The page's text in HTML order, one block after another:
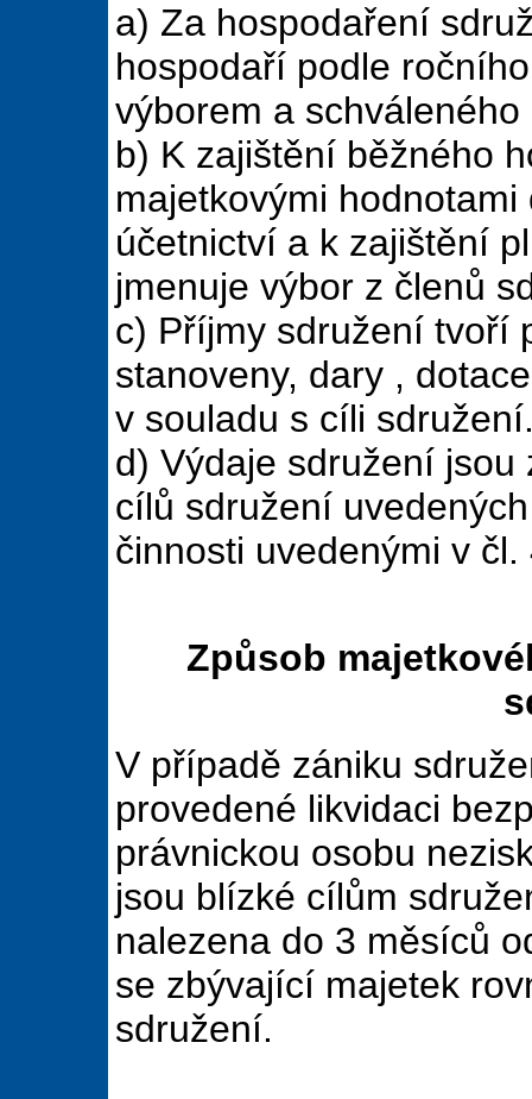
a) Za hospodaření
hospodaří podle
výborem a
b) K zajištění běžného
majetkovými
účetnictví a k zajištění
jmenuje výbor z členů
c) Příjmy sdružení tvoří
stanoveny, dary ,
v souladu s cíli
d) Výdaje sdružení
cílů sdružení
činnosti uvedenými v
Způsob
V případě zániku
provedené likvidaci
právnickou osobu
jsou blízké cílům
nalezena do 3 měsíců
se zbývající majetek
sdružení.